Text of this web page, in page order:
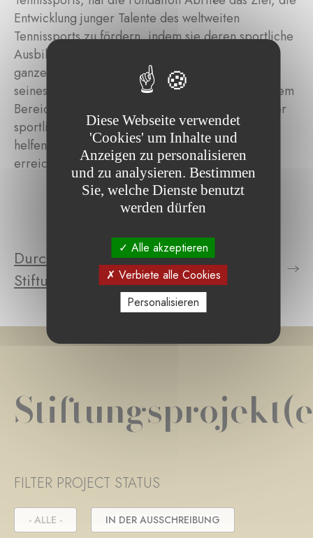
Entwicklung junger Talente des weltweiten
Tennissports zu fördern, indem sie deren sportliche
Ausbildung und Teilnahme an Turnieren auf der
ganzen Welt finanziert. Dank seiner Erfahrung,
seines Wissens und seiner Fachkenntnisse in diesem
Bereich möchte der Gründer diese jungen Spieler
sportlich begleiten und betreuen, um ihnen zu
helfen, das internationale Spitzenniveau zu
erreichen.
Durchsuchen Sie die Projekte der
Stiftung
FILTER PROJECT STATUS
- ALLE - IN DER AUSSCHREIBUNG
Diese Webseite verwendet
'Cookies' um Inhalte und
Anzeigen zu personalisieren
und zu analysieren. Bestimmen
Sie, welche Dienste benutzt
werden dürfen
Alle akzeptieren
Verbiete alle Cookies
Personalisieren